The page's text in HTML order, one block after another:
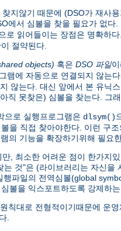
지않기 때문에 (DSO가 재사
에서 심볼을 찾을 필요가 없다.
로 읽어들이는 장점은 명확하
절약된다.
objects) 혹은 DSO 파일
램에 자동으로 연결되지 않는
않는다. 대신 앞에서 본 유닉
직 못찾은) 심볼을 찾는다. 그
으로 실행프로그램은 dlsym()
을 직접 찾아야한다. 이런 구
의 기능을 확장하기위해 필요
, 최소한 어려운 점이 한가지
것"은 (라이브러리는 자신
파일의 전역심볼(global
볼을 익스포트하도록 강제하
칙대로 전형적이기때문에 운
.